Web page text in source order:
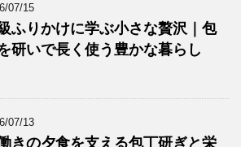
07/15
ふりかけに学ぶ小さな贅沢｜包
研いで長く使う豊かな暮らし
07/13
きの夕食を支える包丁研ぎと栄